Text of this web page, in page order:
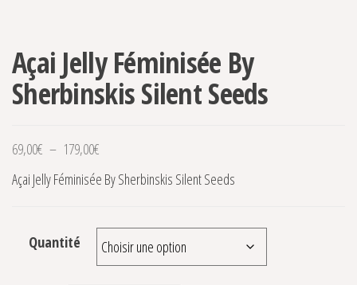
Açai Jelly Féminisée By
Sherbinskis Silent Seeds
69,00€ – 179,00€
Açai Jelly Féminisée By Sherbinskis Silent Seeds
Quantité